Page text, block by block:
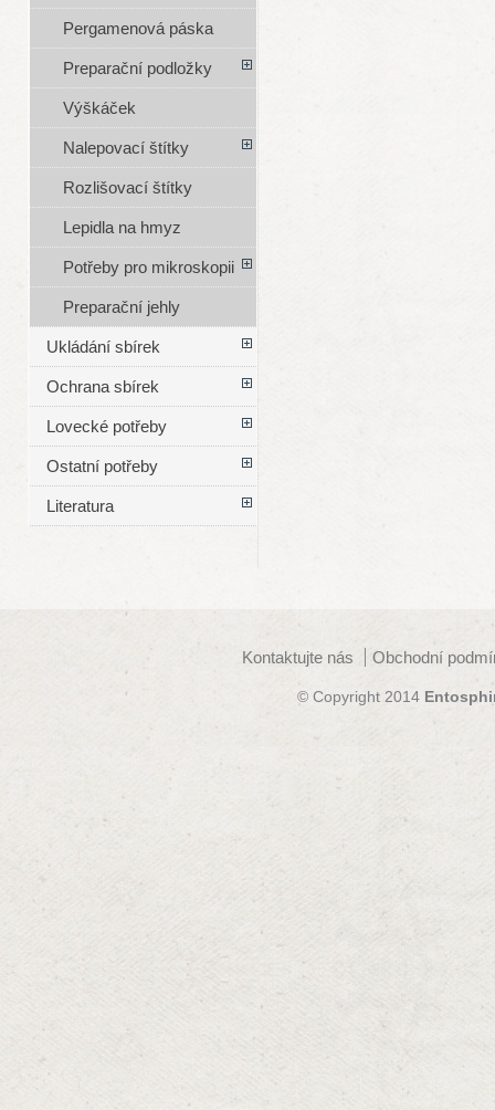
Pergamenová páska
Preparační podložky
Výškáček
Nalepovací štítky
Rozlišovací štítky
Lepidla na hmyz
Potřeby pro mikroskopii
Preparační jehly
Ukládání sbírek
Ochrana sbírek
Lovecké potřeby
Ostatní potřeby
Literatura
Kontaktujte nás Obchodní
© Copyright 2014